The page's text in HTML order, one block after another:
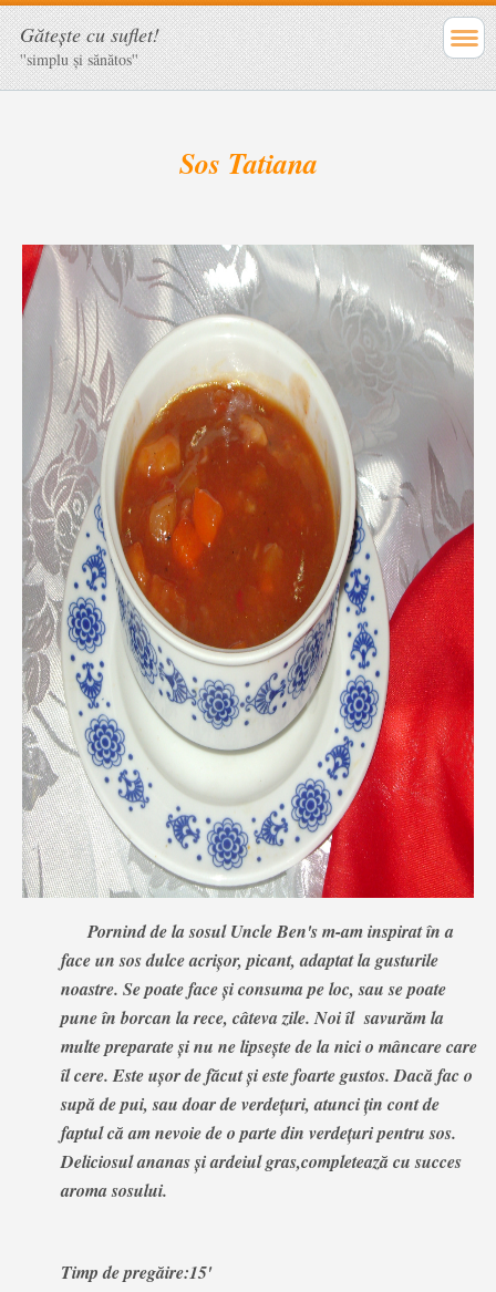
Găteşte cu suflet!
''simplu şi sănătos''
Sos Tatiana
Pornind de la sosul Uncle Ben's m-am inspirat în a
face un sos dulce acrişor, picant, adaptat la gusturile
noastre. Se poate face şi consuma pe loc, sau se poate
pune în borcan la rece, câteva zile. Noi îl savurăm la
multe preparate şi nu ne lipseşte de la nici o mâncare care
îl cere. Este uşor de făcut și este foarte gustos. Dacă fac o
supă de pui, sau doar de verdeţuri, atunci ţin cont de
faptul că am nevoie de o parte din verdeţuri pentru sos.
Deliciosul ananas şi ardeiul gras,completează cu succes
aroma sosului.
Timp de pregăire:15'